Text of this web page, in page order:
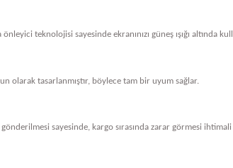
teknolojisi sayesinde ekranınızı güneş ışığı altında
tasarlanmıştır, böylece tam bir uyum sağlar.
sayesinde, kargo sırasında zarar görmesi